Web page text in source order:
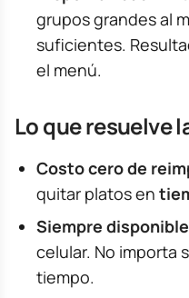
grupos grandes al
suficientes.
el menú.
Lo que resuelve
Costo cero de
quitar platos en
Siempre
celular. No importa
tiempo.